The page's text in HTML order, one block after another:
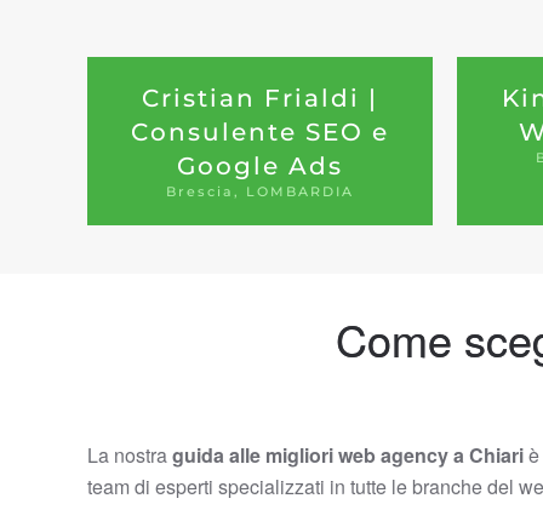
Cristian Frialdi |
Consulente SEO e
Google Ads
Brescia, LOMBARDIA
Come
La nostraguida alle migliori web agency a Chiari
team di esperti specializzati in tutte le branche del